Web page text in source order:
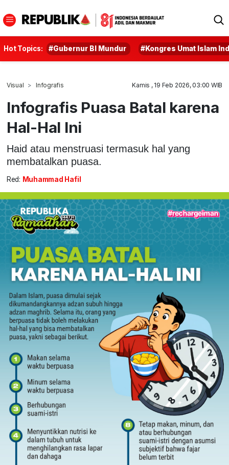
Hot Topics: #Gubernur BI Mundur #Kongres Umat Islam
Visual Infografis Kamis , 19 Feb 2026, 03:00 WIB
Infografis Puasa Batal karena
Hal-Hal Ini
Haid atau menstruasi termasuk hal yang
membatalkan puasa.
Red: Muhammad Hafil